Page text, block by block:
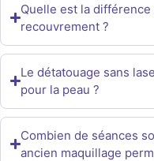
Quelle est la
recouvrement ?
Le détatouage sans
pour la peau ?
Combien de séances
ancien maquillage